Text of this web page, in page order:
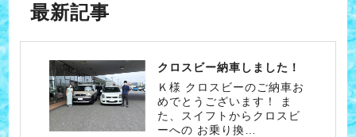
最新記事
クロスビー納車しました！
Ｋ様 クロスビーのご納車お
めでとうございます！ ま
た、スイフトからクロスビ
ーへの お乗り換…